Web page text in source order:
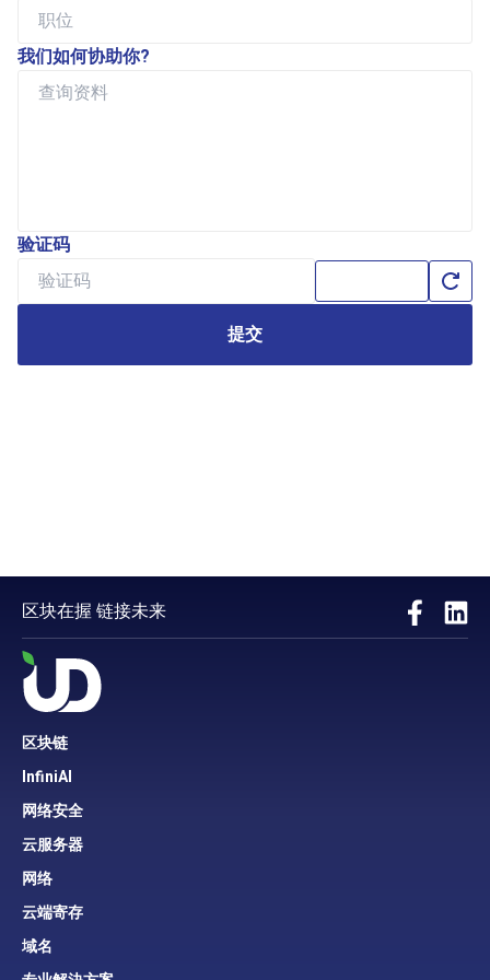
我们如何协助你?
验证码
提交
区块在握 链接未来
区块链
InfiniAI
网络安全
云服务器
网络
云端寄存
域名